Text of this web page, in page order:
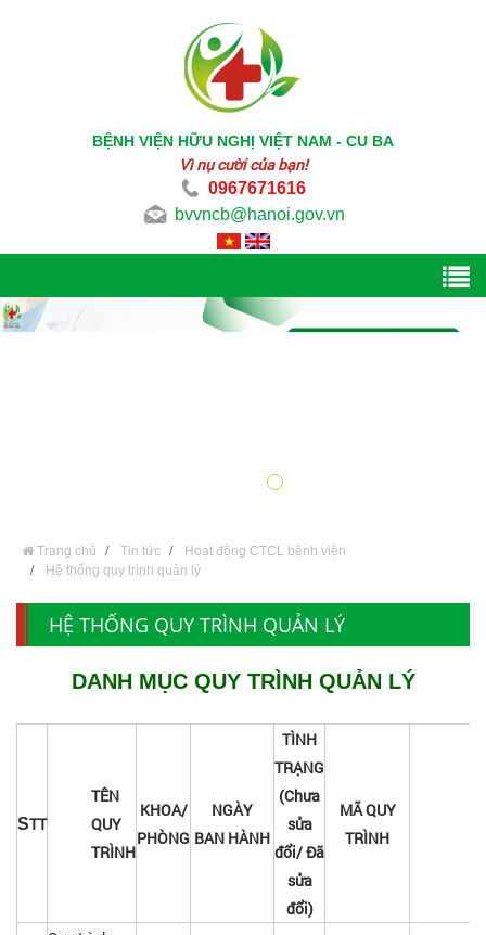
BỆNH VIỆN HỮU NGHỊ VIỆT NAM - CU BA
Vì nụ cười của bạn!
0967671616
bvvncb@hanoi.gov.vn
Trang chủ Tin tức
Hoạt động CTCL bệnh viện
Hệ thống quy trình quản lý
HỆ THỐNG QUY TRÌNH QUẢN LÝ
DANH MỤC QUY TRÌNH QUẢN LÝ
STT
TÊN
QUY
TRÌNH
KHOA/
PHÒNG
NGÀY
BAN HÀNH
TÌNH
TRẠNG
(Chưa
sửa
đổi/ Đã
sửa
đổi)
MÃ QUY
TRÌNH